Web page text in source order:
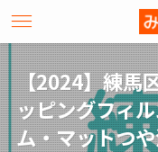
【2024】練馬
ッピングフィ
ム・マットつ